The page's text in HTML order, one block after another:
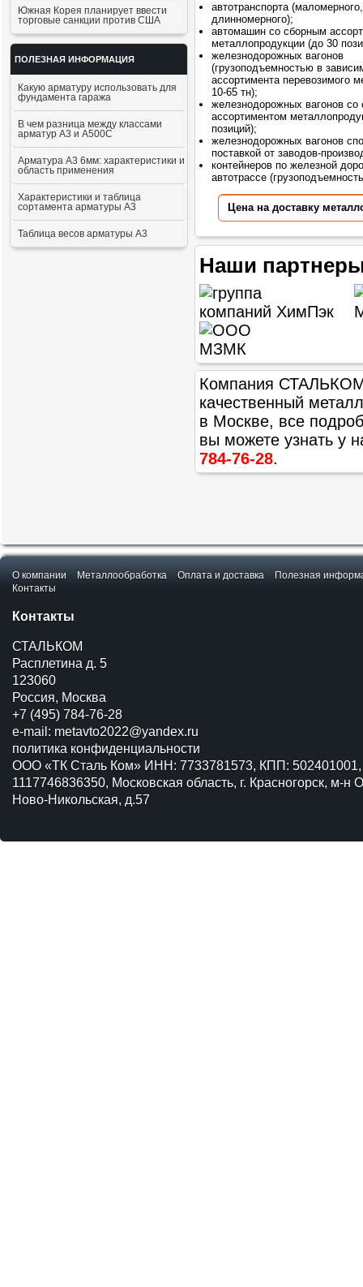
Южная Корея планирует ввести
торговые санкции против США
ПОЛЕЗНАЯ ИНФОРМАЦИЯ
Какую арматуру использовать для
фундамента гаража
В чем разница между классами
арматур А3 и А500С
Арматура А3 6мм: характеристики и
область применения
Характеристики и таблица
сортамента арматуры А3
Таблица весов арматуры А3
автотранспорта (маломерного,
длинномерного);
автомашин со сборным
металлопродукции (до 30
железнодорожных вагонов
(грузоподъемностью в
ассортимента перевозимого
10-65 тн);
железнодорожных вагонов со
ассортиментом
позиций);
железнодорожных вагонов
поставкой от заводов-
контейнеров по железной
автотрассе
Цена на доставку
Наши
Компания СТАЛЬКОМ
качественный
в Москве, все
вы можете узнать у
784-76-28.
О компании Металлообработка Оплата и доставка
Полезная
Контакты
Контакты
СТАЛЬКОМ
Расплетина д. 5
123060
Россия, Москва
+7 (495) 784-76-28
e-mail: metavto2022@yandex.ru
политика конфиденциальности
ООО «ТК Сталь Ком» ИНН: 7733781573, КПП:
1117746836350, Московская область, г. Красногорск, м-н
Ново-Никольская, д.57